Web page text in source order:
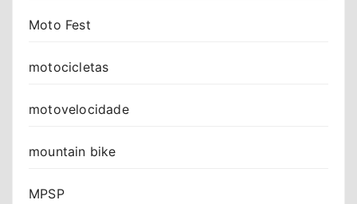
Moto Fest
motocicletas
motovelocidade
mountain bike
MPSP